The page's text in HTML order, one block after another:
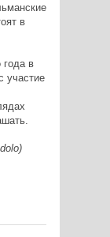
в
года в
участие